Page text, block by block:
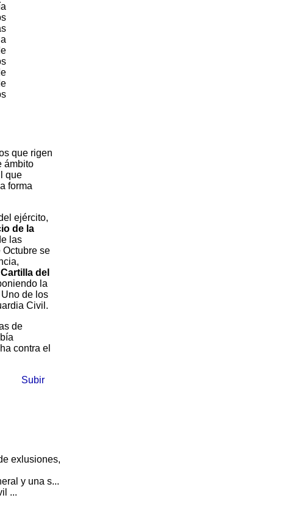
que rigen
ámbito
que
forma
ejército,
de la
las
Octubre se
Cartilla del
la
de los
Civil.
de
contra el
Subir
exlusiones,
y una s...
...